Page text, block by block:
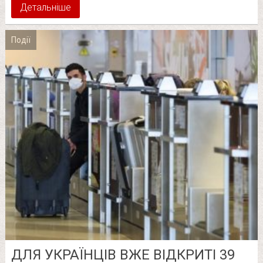
Детальніше
Події
ДЛЯ УКРАЇНЦІВ ВЖЕ ВІДКРИТІ 39